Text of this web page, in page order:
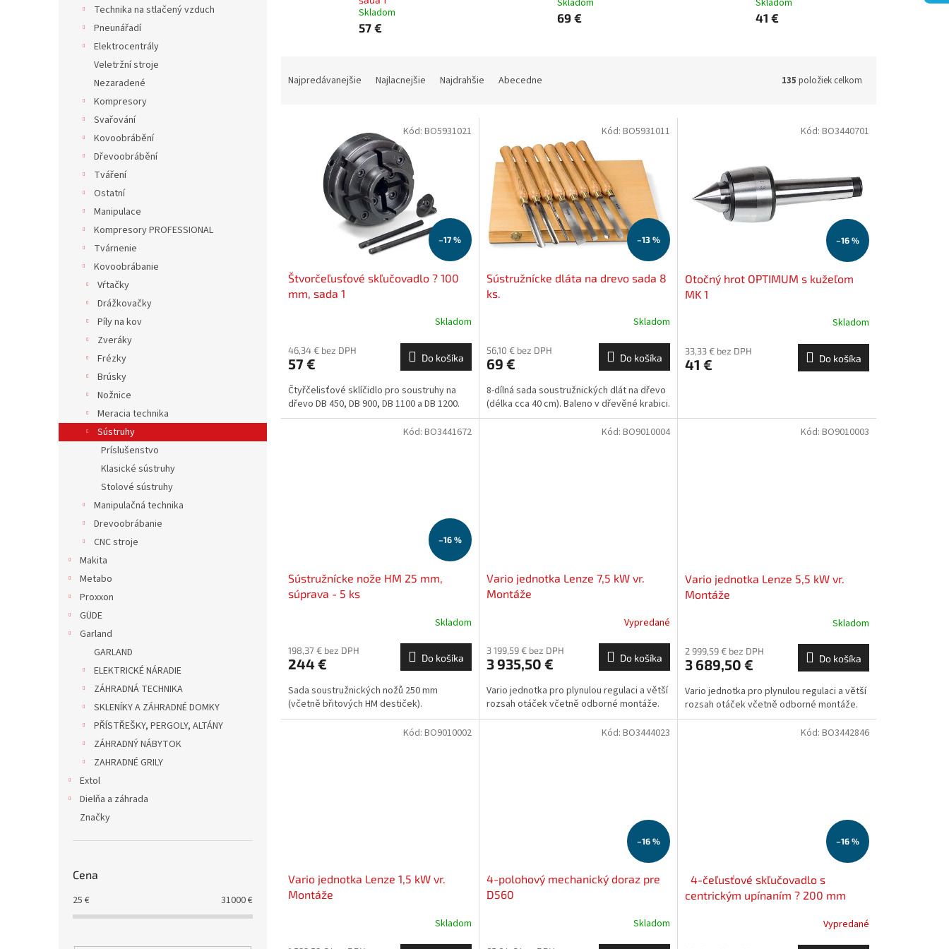
Technika na stlačený vzduch
Pneunářadí
Elektrocentrály
Veletržní stroje
Nezaradené
Kompresory
Svařování
Kovoobrábění
Dřevoobrábění
Tváření
Ostatní
Manipulace
Kompresory PROFESSIONAL
Tvárnenie
Kovoobrábanie
Vŕtačky
Drážkovačky
Píly na kov
Zveráky
Frézky
Brúsky
Nožnice
Meracia technika
Sústruhy
Príslušenstvo
Klasické sústruhy
Stolové sústruhy
Manipulačná technika
Drevoobrábanie
CNC stroje
Makita
Metabo
Proxxon
GÜDE
Garland
GARLAND
ELEKTRICKÉ NÁRADIE
ZÁHRADNÁ TECHNIKA
SKLENÍKY A ZÁHRADNÉ DOMKY
PŘÍSTŘEŠKY, PERGOLY, ALTÁNY
ZÁHRADNÝ NÁBYTOK
ZAHRADNÉ GRILY
Extol
Dielňa a záhrada
Značky
Cena
25 € 31000€
Skladom
57 €
Skladom
69 €
Skladom
41 €
Najpredávanejšie Najlacnejšie Najdrahšie Abecedne 135 položiek celkom
–17 %
Štvorčeľusťové skľučovadlo ? 100
mm, sada 1
Skladom
46,34 € bez DPH
57 € Do košíka
Čtyřčelisťové sklíčidlo pro soustruhy na
dřevo DB 450, DB 900, DB 1100 a DB 1200.
Kód: BO5931021
–13 %
Sústružnícke dláta na drevo sada 8
ks.
Skladom
56,10 € bez DPH
69 € Do košíka
8-dílná sada soustružnických dlát na dřevo
(délka cca 40 cm). Baleno v dřevěné krabici.
Kód: BO5931011
–16 %
Otočný hrot OPTIMUM s kužeľom
MK 1
Skladom
33,33 € bez DPH
41 € Do košíka
Kód: BO3440701
–16 %
Sústružnícke nože HM 25 mm,
súprava - 5 ks
Skladom
198,37 € bez DPH
244 € Do košíka
Sada soustružnických nožů 250 mm
(včetně břitových HM destiček).
Kód: BO3441672
Vario jednotka Lenze 7,5 kW vr.
Montáže
Vypredané
3 199,59 € bez DPH
3 935,50 € Do košíka
Vario jednotka pro plynulou regulaci a větší
rozsah otáček včetně odborné montáže.
Kód: BO9010004
Vario jednotka Lenze 5,5 kW vr.
Montáže
Skladom
2 999,59 € bez DPH
3 689,50 € Do košíka
Vario jednotka pro plynulou regulaci a větší
rozsah otáček včetně odborné montáže.
Kód: BO9010003
Vario jednotka Lenze 1,5 kW vr.
Montáže
Skladom
Kód: BO9010002
–16 %
4-polohový mechanický doraz pre
D560
Skladom
Kód: BO3444023
–16 %
4-čeľusťové skľučovadlo s
centrickým upínaním ? 200 mm
Vypredané
Kód: BO3442846